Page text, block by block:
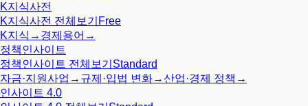
K지식사전
K지식사전 전체보기 Free
K지식 → 경제용어 →
정책인사이트
정책인사이트 전체보기 Standard
자금·지원사업 → 규제·입법 변화→산업·경제 정책 →
인사이트 4.0